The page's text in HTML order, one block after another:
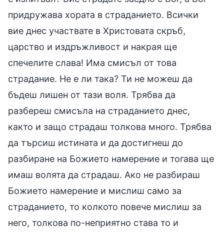
придружава хората в страданието. Всички
вие днес участвате в Христовата скръб,
царство и издръжливост и накрая ще
спечелите слава! Има смисъл от това
страдание. Не е ли така? Ти не можеш да
бъдеш лишен от тази воля. Трябва да
разбереш смисъла на страданието днес,
както и защо страдаш толкова много. Трябва
да търсиш истината и да достигнеш до
разбиране на Божието намерение и тогава ще
имаш волята да страдаш. Ако не разбираш
Божието намерение и мислиш само за
страданието, то колкото повече мислиш за
него, толкова по-неприятно става то и